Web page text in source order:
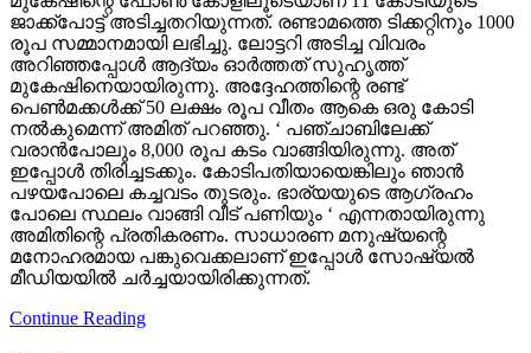
ജാക്ക്‌പോട്ട് അടിച്ചതറിയുന്നത്. രണ്ടാമത്തെ ടിക്കറ്റിനും 1000
രൂപ സമ്മാനമായി ലഭിച്ചു. ലോട്ടറി അടിച്ച വിവരം
അറിഞ്ഞപ്പോള്‍ ആദ്യം ഓര്‍ത്തത് സുഹൃത്ത്
മുകേഷിനെയായിരുന്നു. അദ്ദേഹത്തിന്റെ രണ്ട്
പെണ്‍മക്കള്‍ക്ക് 50 ലക്ഷം രൂപ വീതം ആകെ ഒരു കോടി
നല്‍കുമെന്ന് അമിത് പറഞ്ഞു. ‘ പഞ്ചാബിലേക്ക്
വരാന്‍പോലും 8,000 രൂപ കടം വാങ്ങിയിരുന്നു. അത്
ഇപ്പോള്‍ തിരിച്ചടക്കും. കോടിപതിയായെങ്കിലും ഞാന്‍
പഴയപോലെ കച്ചവടം തുടരും. ഭാര്യയുടെ ആഗ്രഹം
പോലെ സ്ഥലം വാങ്ങി വീട് പണിയും ‘ എന്നതായിരുന്നു
അമിതിന്റെ പ്രതികരണം. സാധാരണ മനുഷ്യന്റെ
മനോഹരമായ പങ്കുവെക്കലാണ് ഇപ്പോള്‍ സോഷ്യല്‍
മീഡിയയില്‍ ചര്‍ച്ചയായിരിക്കുന്നത്.
Continue Reading